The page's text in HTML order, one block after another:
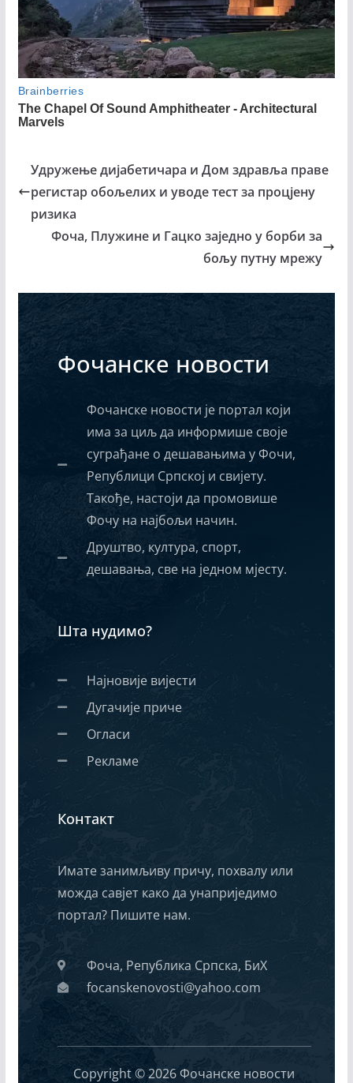
Удружење дијабетичара и Дом здравља праве
регистар обољелих и уводе тест за процјену
ризика
Фоча, Плужине и Гацко заједно у борби за
бољу путну мрежу
Фочанске новости
Фочанске новости је портал који
има за циљ да информише своје
суграђане о дешавањима у Фочи,
Републици Српској и свијету.
Такође, настоји да промовише
Фочу на најбољи начин.
Друштво, култура, спорт,
дешавања, све на једном мјесту.
Шта нудимо?
Најновије вијести
Дугачије приче
Огласи
Рекламе
Контакт
Имате занимљиву причу, похвалу или
можда савјет како да унаприједимо
портал? Пишите нам.
Фоча, Република Српска, БиХ
focanskenovosti@yahoo.com
Copyright © 2026 Фочанске новости